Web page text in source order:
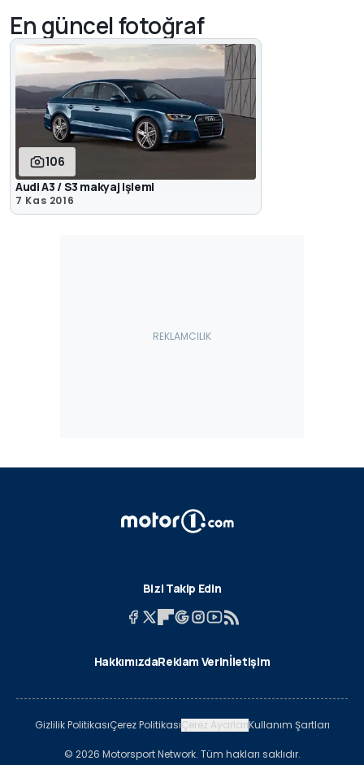
En güncel fotoğraf
106
Audi A3 / S3 makyaj işlemi
7 Kas 2016
Bizi Takip Edin
HakkımızdaReklam Verinİletişim
Gizlilik PolitikasıÇerez PolitikasıÇerez AyarlarıKullanım Şartları
© 2026 Motorsport Network. Tüm hakları saklıdır.